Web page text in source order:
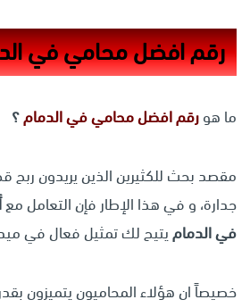
رقم افضل محامي في
ما هورقم افضل محامي في الدمام؟
مقصد بحث للكثيرين الذين يريدون ربح
جدارة، و في هذا الإطار فإن التعامل مع
في الدماميتيح لك تمثيل فعال في
خصيصاً ان هؤلاء المحاميون يتميزون